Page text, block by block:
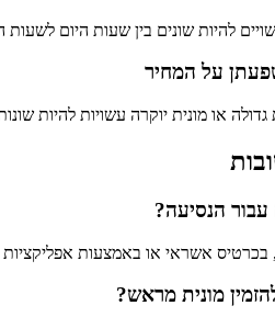
להיות שונים בין שעות היום לשעות
על המחיר
גדולה או מונית יוקרה עשויות להיות
עבור הנסיעה?
בכרטיס אשראי או באמצעות
מונית מראש?